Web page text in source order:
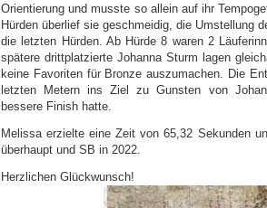
Orientierung und musste so allein auf ihr
Hürden überlief sie geschmeidig, die Umstellung
die letzten Hürden. Ab Hürde 8 waren 2
spätere drittplatzierte Johanna Sturm lagen
keine Favoriten für Bronze auszumachen. Die
letzten Metern ins Ziel zu Gunsten von
bessere Finish hatte.
Melissa erzielte eine Zeit von 65,32 Sekunden
überhaupt und SB in 2022.
Herzlichen Glückwunsch!